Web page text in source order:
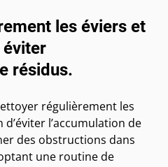
les éviers et
éviter
résidus.
régulièrement les
l’accumulation de
des obstructions dans
une routine de